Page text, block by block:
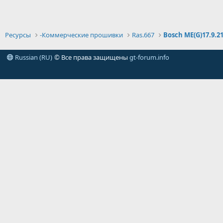
Ресурсы -Коммерческие прошивки Ras.667 Bosch ME(G)17.9.21
Russian (RU) © Все права защищены gt-forum.info